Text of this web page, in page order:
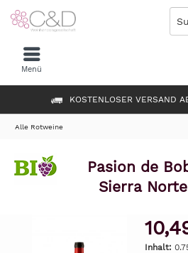
KOSTENLOSER VERSAND
Menü
Alle Rotweine
Pasion de
Sierra
Inhalt: